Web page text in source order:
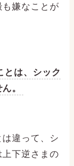
嫌なことが
とは、シック
。
違って、シ
上下逆さまの